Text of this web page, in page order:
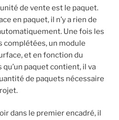
de vente est le paquet.
en paquet, il n’y a rien de
Une fois les
complétées, un module
et en fonction du
paquet contient, il va
de paquets nécessaire
dans le premier encadré, il